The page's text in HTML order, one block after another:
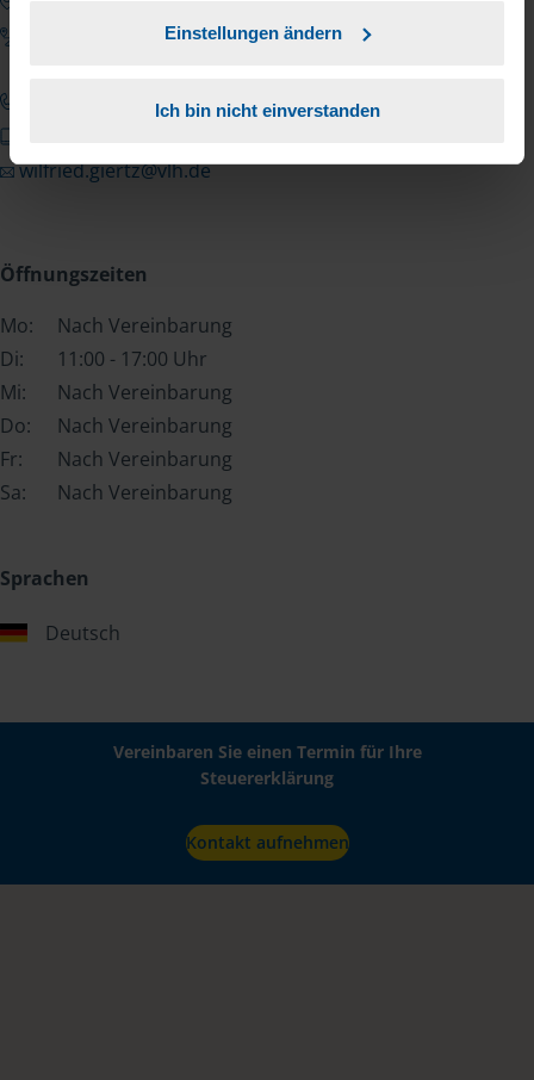
Einstellungen ändern
Ich bin nicht einverstanden
Anfahrt zum Büro
wilfried.giertz@vlh.de
Öffnungszeiten
Mo:
Nach Vereinbarung
Di:
11:00 - 17:00 Uhr
Mi:
Nach Vereinbarung
Do:
Nach Vereinbarung
Fr:
Nach Vereinbarung
Sa:
Nach Vereinbarung
Sprachen
Deutsch
Vereinbaren Sie einen Termin für Ihre
Steuererklärung
Kontakt aufnehmen